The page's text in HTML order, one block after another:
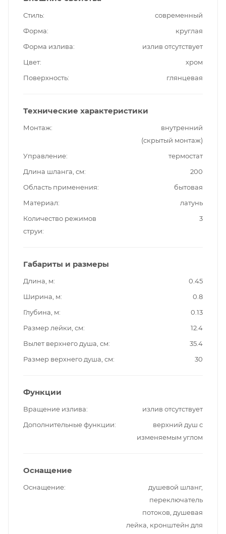
Стиль
современный
Форма
круглая
Форма излива
излив отсутствует
Цвет
хром
Поверхность
глянцевая
Технические характеристики
Монтаж
внутренний
(скрытый монтаж)
Управление
термостат
Длина шланга, см
200
Область применения
бытовая
Материал
латунь
Количество режимов
струи
3
Габариты и размеры
Длина, м
0.45
Ширина, м
0.8
Глубина, м
0.13
Размер лейки, см
12.4
Вылет верхнего душа, см
35.4
Размер верхнего душа, см
30
Функции
Вращение излива
излив отсутствует
Дополнительные функции
верхний душ с
изменяемым углом
Оснащение
Оснащение
душевой шланг,
переключатель
потоков, душевая
лейка, кронштейн для